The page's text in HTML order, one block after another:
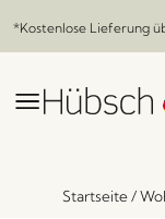
*Kostenlose Lieferung
Startseite/